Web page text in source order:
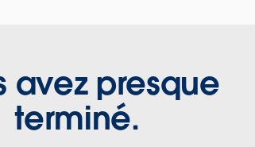
avez presque
terminé.